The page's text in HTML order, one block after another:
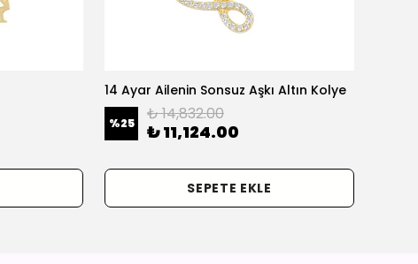
14 Ayar Ailenin Sonsuz Aşkı Altın Kolye
%25 ₺ 14,832.00
₺ 11,124.00
SEPETE EKLE